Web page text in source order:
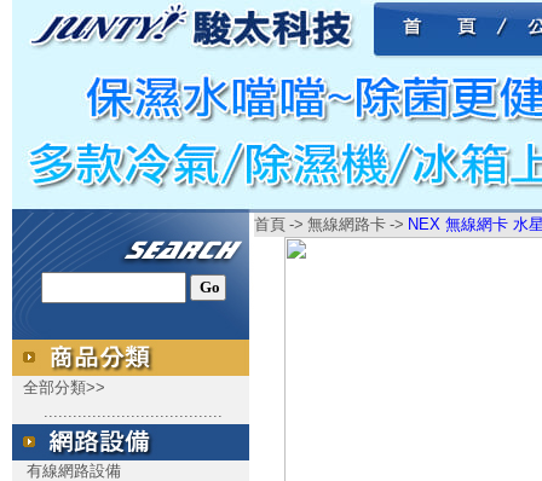
全部分類>>
.....................................
有線網路設備
首頁 -> 無線網路卡 -> NEX 無線網卡 水